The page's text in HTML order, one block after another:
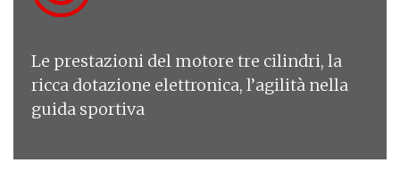
Le prestazioni del motore tre cilindri, la
ricca dotazione elettronica, l’agilità nella
guida sportiva